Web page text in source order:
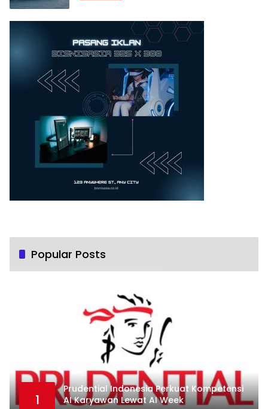
Popular Posts
1
Prudential Indonesia Perkuat Kompetensi
AI Karyawan Lewat AI Week